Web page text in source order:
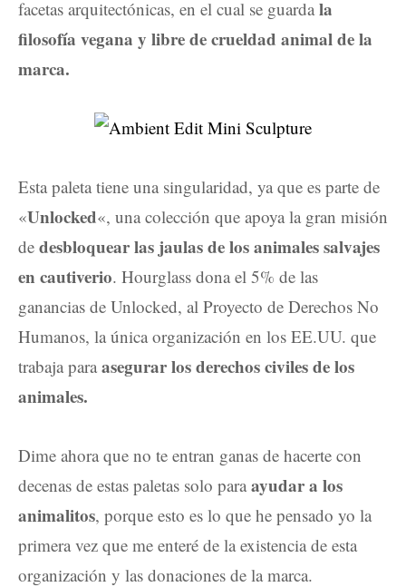
facetas arquitectónicas, en el cual se guarda la
filosofía vegana y libre de crueldad animal de la
marca.
Esta paleta tiene una singularidad, ya que es parte de
«Unlocked«, una colección que apoya la gran misión
de desbloquear las jaulas de los animales salvajes
en cautiverio. Hourglass dona el 5% de las
ganancias de Unlocked, al Proyecto de Derechos No
Humanos, la única organización en los EE.UU. que
trabaja para asegurar los derechos civiles de los
animales.
Dime ahora que no te entran ganas de hacerte con
decenas de estas paletas solo para ayudar a los
animalitos, porque esto es lo que he pensado yo la
primera vez que me enteré de la existencia de esta
organización y las donaciones de la marca.